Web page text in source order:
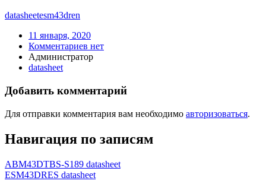
datasheetesm43dren
11 января, 2020
Комментариев нет
Администратор
datasheet
Добавить комментарий
Для отправки комментария вам необходимо авторизоваться.
Навигация по записям
ABM43DTBS-S189 datasheet
ESM43DRES datasheet